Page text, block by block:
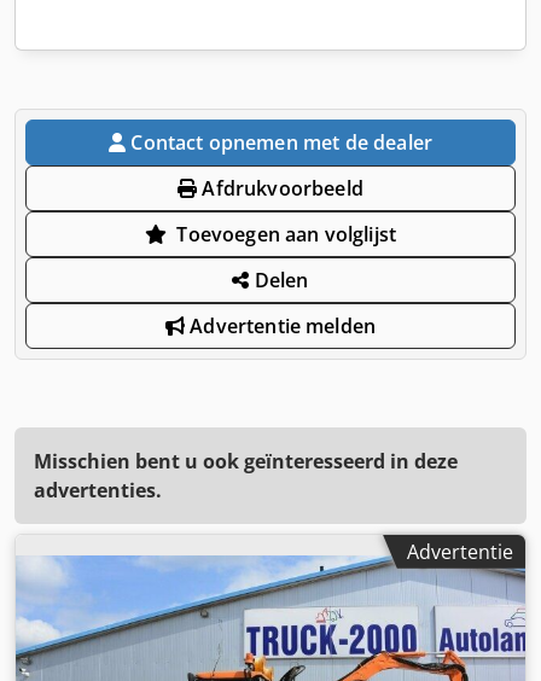
Contact opnemen met de dealer
Afdrukvoorbeeld
Toevoegen aan volglijst
Delen
Advertentie melden
Misschien bent u ook geïnteresseerd in deze
advertenties.
Advertentie